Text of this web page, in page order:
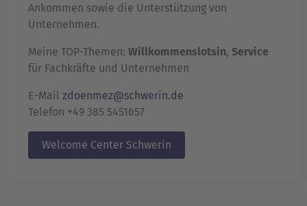
Ankommen sowie die Unterstützung von
Unternehmen.
Meine TOP-Themen: Willkommenslotsin, Service
für Fachkräfte und Unternehmen
E-Mail zdoenmez@schwerin.de
Telefon +49 385 5451657
Welcome Center Schwerin